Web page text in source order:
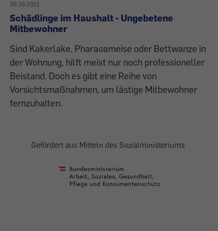
20.10.2011
Schädlinge im Haushalt - Ungebetene
Mitbewohner
Sind Kakerlake, Pharaoameise oder Bettwanze in
der Wohnung, hilft meist nur noch ­professioneller
Beistand. Doch es gibt eine Reihe von
Vorsichtsmaßnahmen, um lästige ­Mitbewohner
fernzuhalten.
Gefördert aus Mitteln des Sozialministeriums